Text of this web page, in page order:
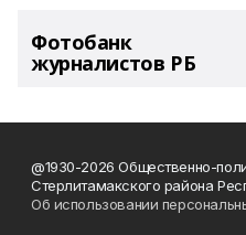
Фотобанк
журналистов РБ
@1930-2026 Общественно-
Стерлитамакского района
Об использовании